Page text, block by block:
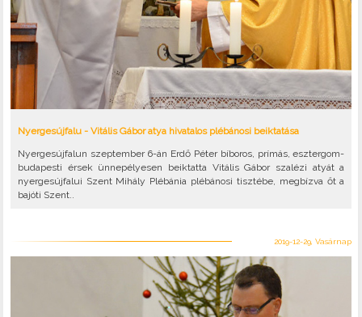
Nyergesújfalu - Vitális Gábor atya hivatalos plébánosi beiktatása
Nyergesújfalun szeptember 6-án Erdő Péter bíboros, prímás, esztergom-
budapesti érsek ünnepélyesen beiktatta Vitális Gábor szalézi atyát a
nyergesújfalui Szent Mihály Plébánia plébánosi tisztébe, megbízva őt a
bajóti Szent..
2019-12-29, Vasárnap